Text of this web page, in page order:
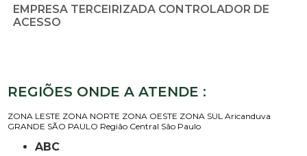
EMPRESA TERCEIRIZADA CONTROLADOR DE
ACESSO
REGIÕES ONDE A ATENDE :
ZONA LESTE ZONA NORTE ZONA OESTE ZONA SUL Aricanduva
GRANDE SÃO PAULO Região Central São Paulo
ABC